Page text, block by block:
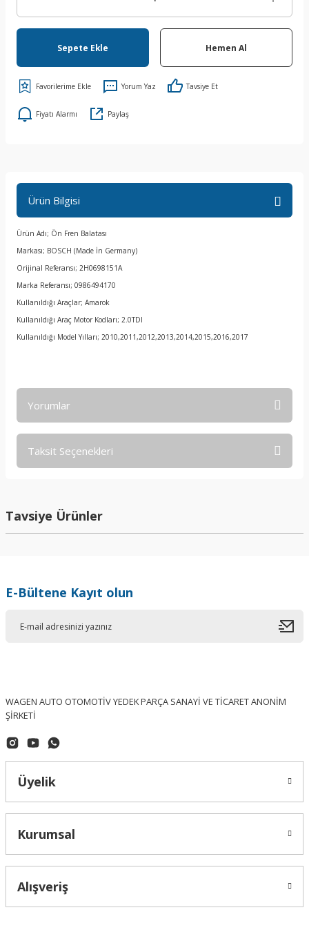
Sepete Ekle Hemen Al
Yorum Yaz Tavsiye Et
Fiyatı Alarmı Paylaş
Ürün Bilgisi
Ürün Adı; Ön Fren Balatası
Markası; BOSCH (Made İn Germany)
Orijinal Referansı; 2H0698151A
Marka Referansı; 0986494170
Kullanıldığı Araçlar; Amarok
Kullanıldığı Araç Motor Kodları; 2.0TDI
Kullanıldığı Model Yılları; 2010,2011,2012,2013,2014,2015,2016,2017
Yorumlar
Taksit Seçenekleri
Tavsiye Ürünler
OPTIMAL (Made In Germany)
Volkswagen Amarok Ön Fren Diski Takım OPTİMAL - 2H0615301A / BS-
E-Bültene Kayıt olun
WAGEN AUTO OTOMOTİV YEDEK PARÇA SANAYİ VE TİCARET ANONİM
ŞİRKETİ
Üyelik
Kurumsal
Alışveriş